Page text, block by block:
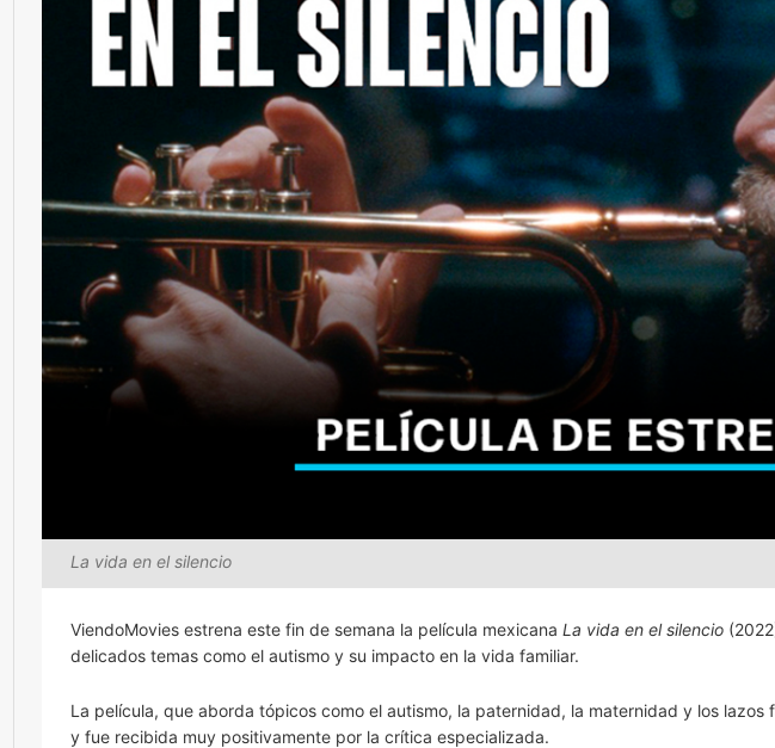
La vida en el silencio
ViendoMovies estrena este fin de semana la película mexicana La vida en el silencio
delicados temas como el autismo y su impacto en la vida familiar.
La película, que aborda tópicos como el autismo, la paternidad, la maternidad y los lazos
y fue recibida muy positivamente por la crítica especializada.